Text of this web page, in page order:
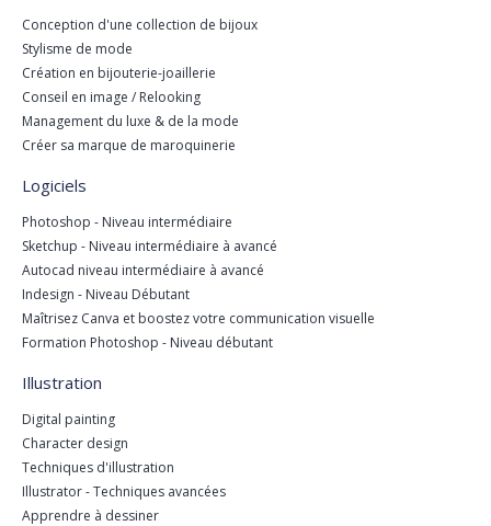
Conception d'une collection de bijoux
Stylisme de mode
Création en bijouterie-joaillerie
Conseil en image / Relooking
Management du luxe & de la mode
Créer sa marque de maroquinerie
Logiciels
Photoshop - Niveau intermédiaire
Sketchup - Niveau intermédiaire à avancé
Autocad niveau intermédiaire à avancé
Indesign - Niveau Débutant
Maîtrisez Canva et boostez votre communication visuelle
Formation Photoshop - Niveau débutant
Illustration
Digital painting
Character design
Techniques d'illustration
Illustrator - Techniques avancées
Apprendre à dessiner